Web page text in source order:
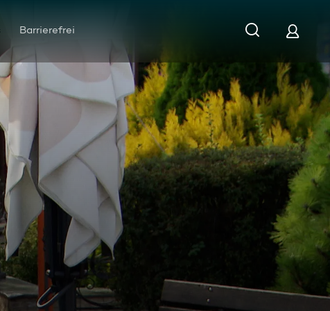
Barrierefrei